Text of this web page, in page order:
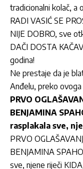
tradicionalni kolač, a
RADI VASIĆ SE
NIJE DOBRO, sve
DAČI DOSTA
godina!
Ne prestaje da je
Anđelu, preko
PRVO
BENJAMINA
rasplakala sve,
PRVO
BENJAMINA
sve, njene riječi